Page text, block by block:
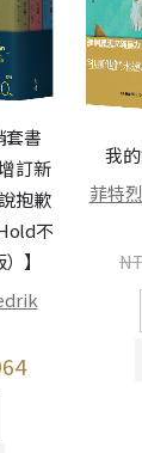
套書
訂新
抱歉
不
】
我
菲特